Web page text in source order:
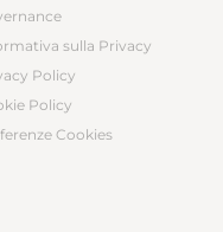
sulla Privacy
Policy
Policy
Cookies